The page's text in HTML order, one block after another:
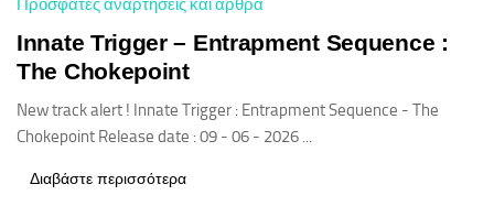
Πρόσφατες αναρτήσεις και άρθρα
Innate Trigger – Entrapment Sequence :
The Chokepoint
New track alert ! Innate Trigger : Entrapment Sequence - The
Chokepoint Release date : 09 - 06 - 2026 ...
Διαβάστε περισσότερα